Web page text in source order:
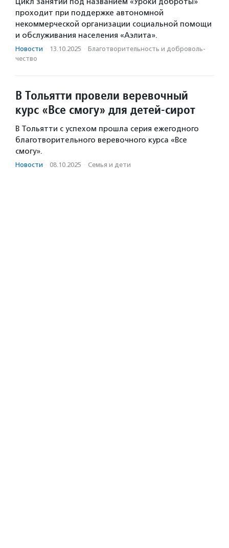
проходит при поддержке автономной
некоммерческой организации социальной помощи
и обслуживания населения «Аэлита».
Новости · 13.10.2025 · Благотвори­тель­ность и доброволь­
чест­во
В Тольятти провели веревочный
курс «Все смогу» для детей-сирот
В Тольятти с успехом прошла серия ежегодного
благотворительного веревочного курса «Все
смогу».
Новости · 08.10.2025 · Семья и дети